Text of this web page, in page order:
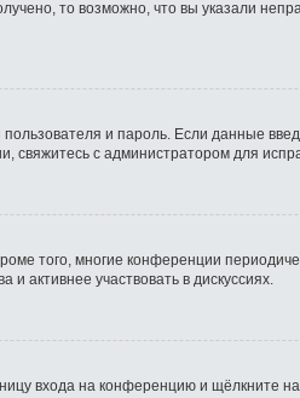
то возможно, что вы указали
и пароль. Если данные
свяжитесь с администратором для
того, многие конференции
активнее участвовать в дискуссиях.
входа на конференцию и щёлкните